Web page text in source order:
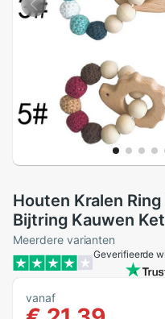
Houten Kralen
Bijtring Kauwen
Speelgoed
Meerdere varianten
Geverifieerde
vanaf